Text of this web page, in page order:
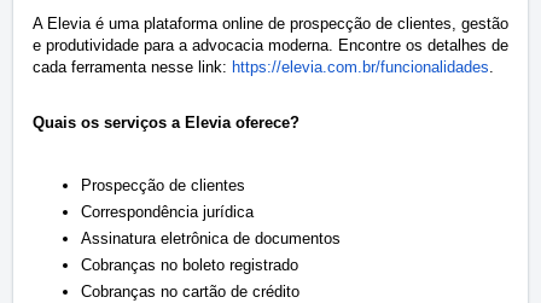
A Elevia é uma plataforma online de prospecção de clientes, gestão
e produtividade para a advocacia moderna. Encontre os detalhes de
cada ferramenta nesse link: https://elevia.com.br/funcionalidades.
Quais os serviços a Elevia oferece?
Prospecção de clientes
Correspondência jurídica
Assinatura eletrônica de documentos
Cobranças no boleto registrado
Cobranças no cartão de crédito